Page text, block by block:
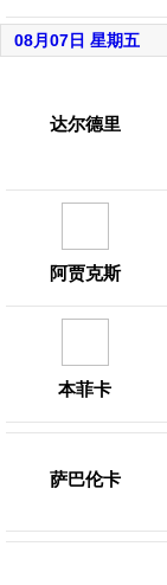
08月07日 星期五
达尔德里
阿贾克斯
本菲卡
萨巴伦卡